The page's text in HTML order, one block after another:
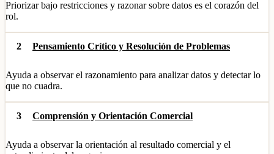
Priorizar bajo restricciones y razonar sobre datos es el corazón del
rol.
2 Pensamiento Crítico y Resolución de Problemas
Ayuda a observar el razonamiento para analizar datos y detectar lo
que no cuadra.
3 Comprensión y Orientación Comercial
Ayuda a observar la orientación al resultado comercial y el